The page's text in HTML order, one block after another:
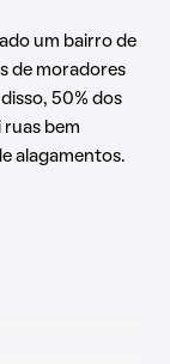
um bairro de
de moradores
50% dos
bem
alagamentos.